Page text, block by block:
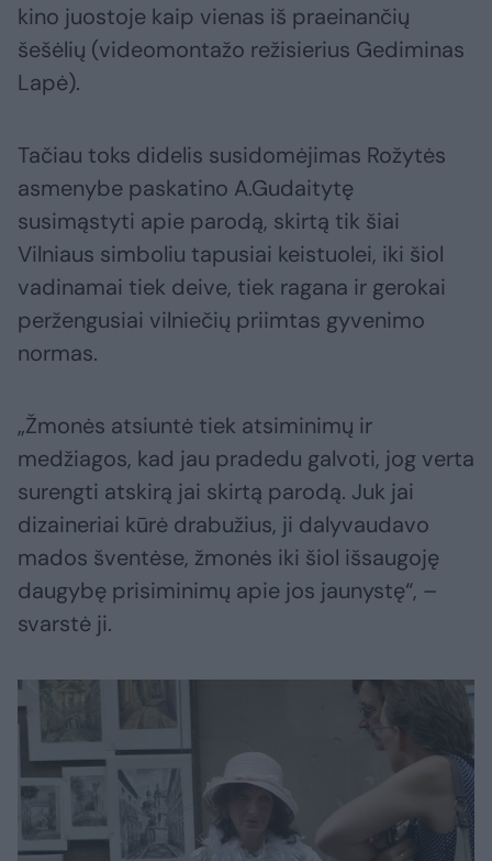
kino juostoje kaip vienas iš praeinančių
šešėlių (videomontažo režisierius Gediminas
Lapė).
Tačiau toks didelis susidomėjimas Rožytės
asmenybe paskatino A.Gudaitytę
susimąstyti apie parodą, skirtą tik šiai
Vilniaus simboliu tapusiai keistuolei, iki šiol
vadinamai tiek deive, tiek ragana ir gerokai
peržengusiai vilniečių priimtas gyvenimo
normas.
„Žmonės atsiuntė tiek atsiminimų ir
medžiagos, kad jau pradedu galvoti, jog verta
surengti atskirą jai skirtą parodą. Juk jai
dizaineriai kūrė drabužius, ji dalyvaudavo
mados šventėse, žmonės iki šiol išsaugoję
daugybę prisiminimų apie jos jaunystę“, –
svarstė ji.